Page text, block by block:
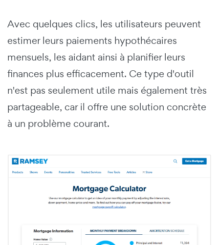
Avec quelques clics, les utilisateurs peuvent
estimer leurs paiements hypothécaires
mensuels, les aidant ainsi à planifier leurs
finances plus efficacement. Ce type d'outil
n'est pas seulement utile mais également très
partageable, car il offre une solution concrète
à un problème courant.